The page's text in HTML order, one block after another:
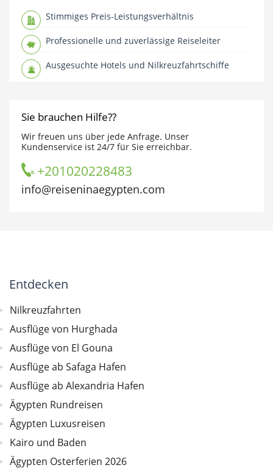
Stimmiges Preis-Leistungsverhältnis
Professionelle und zuverlässige Reiseleiter
Ausgesuchte Hotels und Nilkreuzfahrtschiffe
Sie brauchen Hilfe??
Wir freuen uns über jede Anfrage. Unser
Kundenservice ist 24/7 für Sie erreichbar.
+201020228483
info@reiseninaegypten.com
Entdecken
Nilkreuzfahrten
Ausflüge von Hurghada
Ausflüge von El Gouna
Ausflüge ab Safaga Hafen
Ausflüge ab Alexandria Hafen
Ägypten Rundreisen
Ägypten Luxusreisen
Kairo und Baden
Ägypten Osterferien 2026